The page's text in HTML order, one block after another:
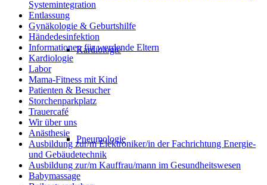
Kardiologie
Pneumologie
Systemintegration
Entlassung
Gynäkologie & Geburtshilfe
Händedesinfektion
Informationen für werdende Eltern
Kardiologie
Labor
Mama-Fitness mit Kind
Patienten & Besucher
Storchenparkplatz
Trauercafé
Wir über uns
Anästhesie
Ausbildung zur/m Elektroniker/in der Fachrichtung Energie-
und Gebäudetechnik
Ausbildung zur/m Kauffrau/mann im Gesundheitswesen
Babymassage